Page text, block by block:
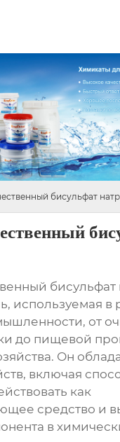
бисульфат
бисульфат
используемая в
от
до пищевой
Он
включая
как
средство и
в